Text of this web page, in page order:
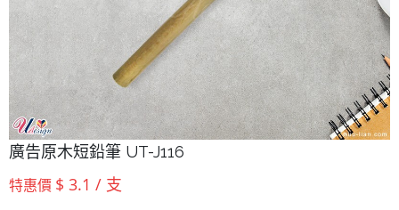
廣告原木短鉛筆 UT-J116
特惠價 $ 3.1 / 支